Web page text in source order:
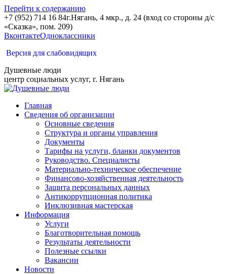
Перейти к содержанию
+7 (952) 714 16 84г.Нягань, 4 мкр., д. 24 (вход со стороны д/с
«Сказка», пом. 209)
ВконтактеОдноклассники
Версия для слабовидящих
Душевные люди
центр социальных услуг, г. Нягань
Главная
Сведения об организации
Основные сведения
Структура и органы управления
Документы
Тарифы на услуги, бланки документов
Руководство. Специалисты
Материально-техническое обеспечение
Финансово-хозяйственная деятельность
Защита персональных данных
Антикоррупционная политика
Инклюзивная мастерская
Информация
Услуги
Благотворительная помощь
Результаты деятельности
Полезные ссылки
Вакансии
Новости